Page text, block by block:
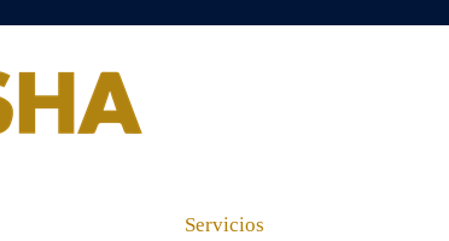
Servicios